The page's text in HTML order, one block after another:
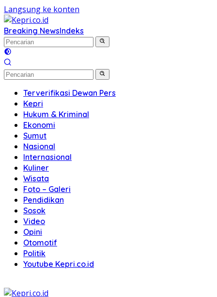
Langsung ke konten
Breaking NewsIndeks
Terverifikasi Dewan Pers
Kepri
Hukum & Kriminal
Ekonomi
Sumut
Nasional
Internasional
Kuliner
Wisata
Foto – Galeri
Pendidikan
Sosok
Video
Opini
Otomotif
Politik
Youtube Kepri.co.id